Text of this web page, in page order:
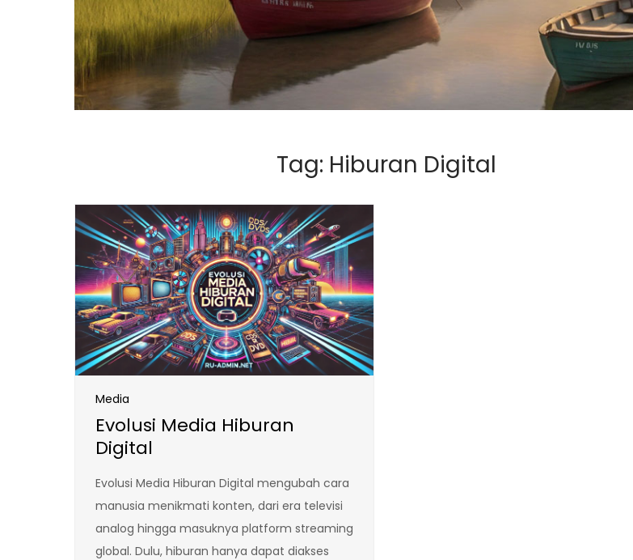
Tag: Hiburan Digital
Media
Evolusi Media Hiburan
Digital
Evolusi Media Hiburan Digital mengubah cara
manusia menikmati konten, dari era televisi
analog hingga masuknya platform streaming
global. Dulu, hiburan hanya dapat diakses